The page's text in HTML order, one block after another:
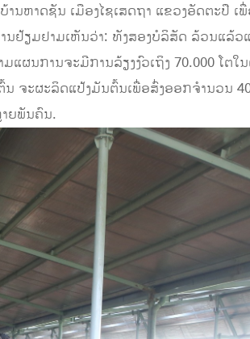
ຫາດຊັນ ເມືອງໄຊເສດຖາ ແຂວງອັດຕະປື ເ
ານຢ້ຽມຢາມເຫັນວ່າ: ທັງສອງບໍລິສັດ ລ້ວນແລ້
ຜນການຈະມີການລ້ຽງງົວເຖິງ 70.000 ໂຕ
ຈະຜະລິດແປ້ງມັນຕົ້ນເພື່ອສົ່ງອອກຈຳນວນ
າຍພັນຄົນ.